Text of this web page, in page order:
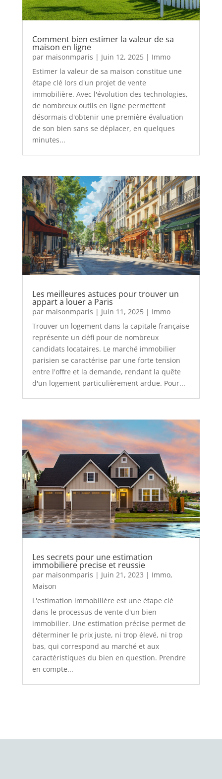
Comment bien estimer la valeur de sa
maison en ligne
par maisonmparis | Juin 12, 2025| Immo
Estimer la valeur de sa maison constitue une
étape clé lors d'un projet de vente
immobilière. Avec l'évolution des technologies,
de nombreux outils en ligne permettent
désormais d'obtenir une première évaluation
de son bien sans se déplacer, en quelques
minutes...
Les meilleures astuces pour trouver un
appart a louer a Paris
par maisonmparis | Juin 11, 2025| Immo
Trouver un logement dans la capitale française
représente un défi pour de nombreux
candidats locataires. Le marché immobilier
parisien se caractérise par une forte tension
entre l'offre et la demande, rendant la quête
d'un logement particulièrement ardue. Pour...
Les secrets pour une estimation
immobiliere precise et reussie
par maisonmparis | Juin 21, 2023 | Immo,
Maison
L'estimation immobilière est une étape clé
dans le processus de vente d'un bien
immobilier. Une estimation précise permet de
déterminer le prix juste, ni trop élevé, ni trop
bas, qui correspond au marché et aux
caractéristiques du bien en question. Prendre
en compte...